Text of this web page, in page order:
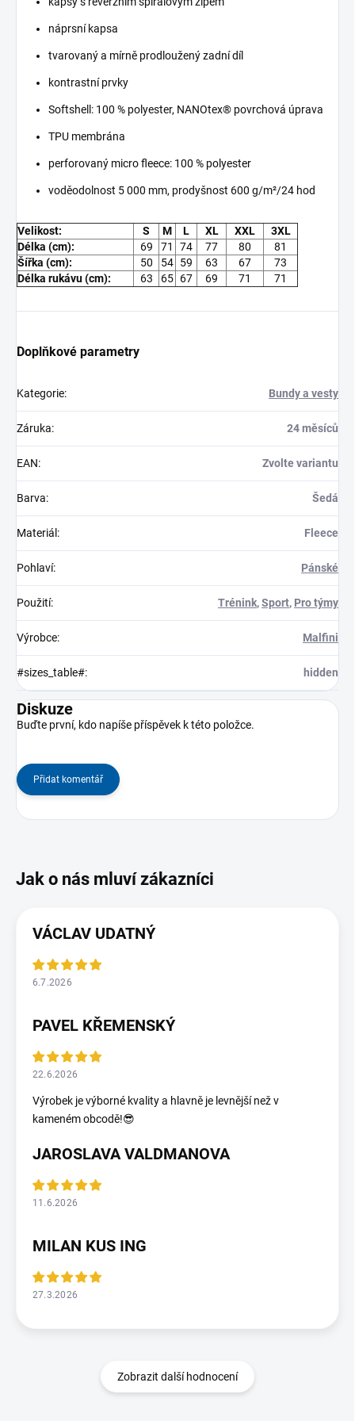
náprsní kapsa
tvarovaný a mírně prodloužený zadní díl
kontrastní prvky
Softshell: 100 % polyester, NANOtex® povrchová úprava
TPU membrána
perforovaný micro fleece: 100 % polyester
voděodolnost 5 000 mm, prodyšnost 600 g/m²/24 hod
Velikost: S M L XL XXL
3XL
Délka (cm):
69 71 74 77 80
81
Šířka (cm):
50 54 59 63 67
73
Délka rukávu (cm):
63 65 67 69 71 71
Doplňkové parametry
Kategorie: Bundy a vesty
Záruka: 24 měsíců
EAN: Zvolte variantu
Barva: Šedá
Materiál : Fleece
Pohlaví: Pánské
Použití: Trénink,Sport, Pro týmy
Výrobce: Malfini
#sizes_table#: hidden
Diskuze
Buďte první, kdo napíše příspěvek k této položce.
Přidat komentář
VÁCLAV UDATNÝ
6.7.2026
PAVEL KŘEMENSKÝ
22.6.2026
Výrobek je výborné kvality a hlavně je levnější než v
kameném obcodě!😎
JAROSLAVA VALDMANOVA
11.6.2026
MILAN KUS ING
27.3.2026
Zobrazit další hodnocení